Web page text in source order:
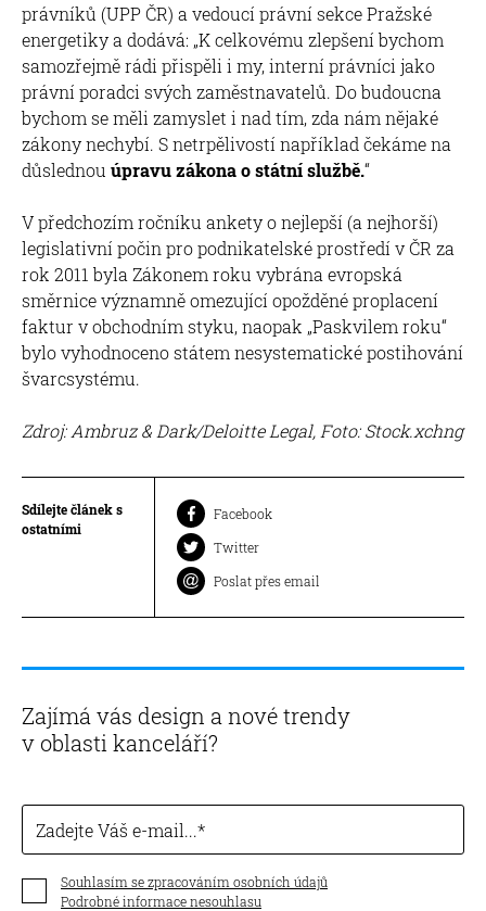
právníků (UPP ČR) a vedoucí právní sekce Pražské
energetiky a dodává: „K celkovému zlepšení bychom
samozřejmě rádi přispěli i my, interní právníci jako
právní poradci svých zaměstnavatelů. Do budoucna
bychom se měli zamyslet i nad tím, zda nám nějaké
zákony nechybí. S netrpělivostí například čekáme na
důslednou úpravu zákona o státní službě.“
V předchozím ročníku ankety o nejlepší (a nejhorší)
legislativní počin pro podnikatelské prostředí v ČR za
rok 2011 byla Zákonem roku vybrána evropská
směrnice významně omezující opožděné proplacení
faktur v obchodním styku, naopak „Paskvilem roku“
bylo vyhodnoceno státem nesystematické postihování
švarcsystému.
Zdroj: Ambruz & Dark/Deloitte Legal, Foto: Stock.xchng
Sdílejte článek s
ostatními
Facebook
Twitter
Poslat přes email
Zajímá vás design a nové trendy
v oblasti kanceláří?
Zadejte Váš e-mail...
Souhlasím se zpracováním osobních údajů
Podrobné informace nesouhlasu